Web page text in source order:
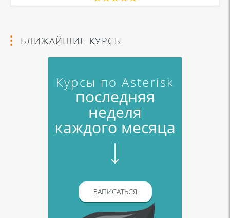
БЛИЖАЙШИЕ КУРСЫ
Курсы по Asterisk
последняя
неделя
каждого месяца
ЗАПИСАТЬСЯ